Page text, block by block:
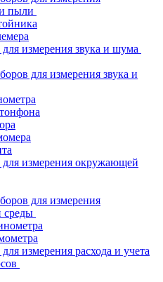
пыли
измерения звука и шума
для измерения звука и
измерения окружающей
для измерения
измерения расхода и учета